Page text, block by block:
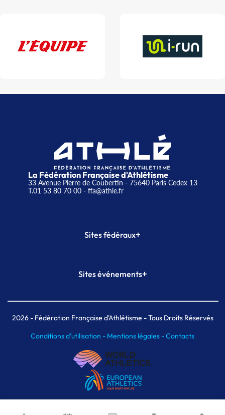
La Fédération Française d'Athlétisme
33 Avenue Pierre de Coubertin - 75640 Paris Cedex 13
T.01 53 80 70 00- ffa@athle.fr
Sites fédéraux+
Plateforme Formation
Sites événements+
Meeting de Paris indoor
MAIF Ekiden de Paris
2026- Fédération Française d'Athlétisme - Tous Droits Réservés
Conditions d'utilisation - Mentions légales -Contacts